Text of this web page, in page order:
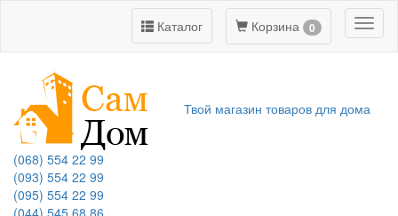
Корзина 0
Каталог
Твой магазин товаров для дома
(068) 554 22 99
(093) 554 22 99
(095) 554 22 99